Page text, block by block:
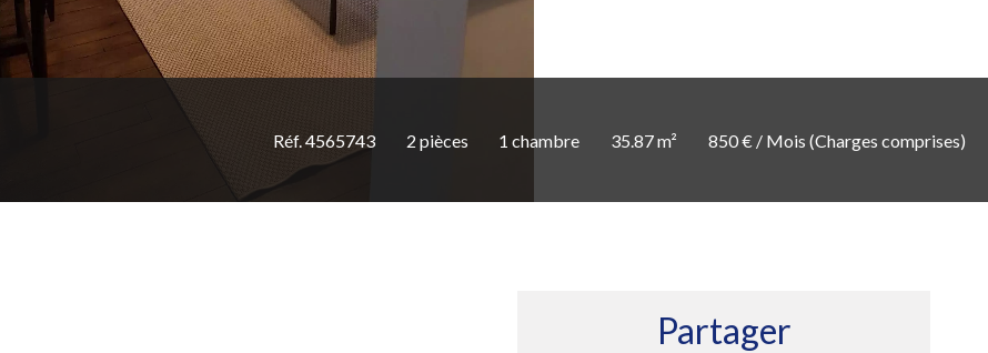
Réf. 4565743 2 pièces 1 chambre 35.87 m² 850 € / Mois (Charges comprises)
Partager